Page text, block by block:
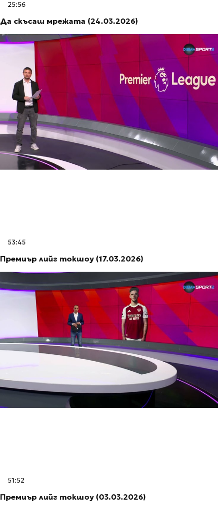
25:56
Да скъсаш мрежата (24.03.2026)
53:45
Премиър лийг токшоу (17.03.2026)
51:52
Премиър лийг токшоу (03.03.2026)